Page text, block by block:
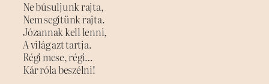
Ne búsuljunk rajta,
Nem segítünk rajta.
Józannak kell lenni,
A világ azt tartja.
Régi mese, régi…
Kár róla beszélni!